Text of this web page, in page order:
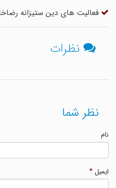
فعالیت های دین ستیزانه رضاخان
نظرات
نظر شما
ایمیل*